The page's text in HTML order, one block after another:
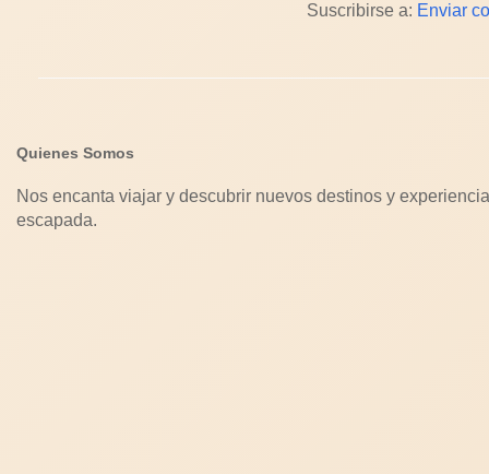
Suscribirse a: Enviar
Quienes Somos
Nos encanta viajar y descubrir nuevos destinos y
escapada.